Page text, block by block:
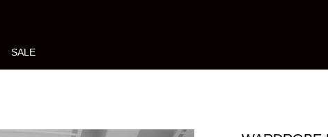
SALE